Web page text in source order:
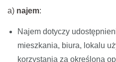
a) najem:
Najem dotyczy
mieszkania, biura, lokalu
korzystania za określoną